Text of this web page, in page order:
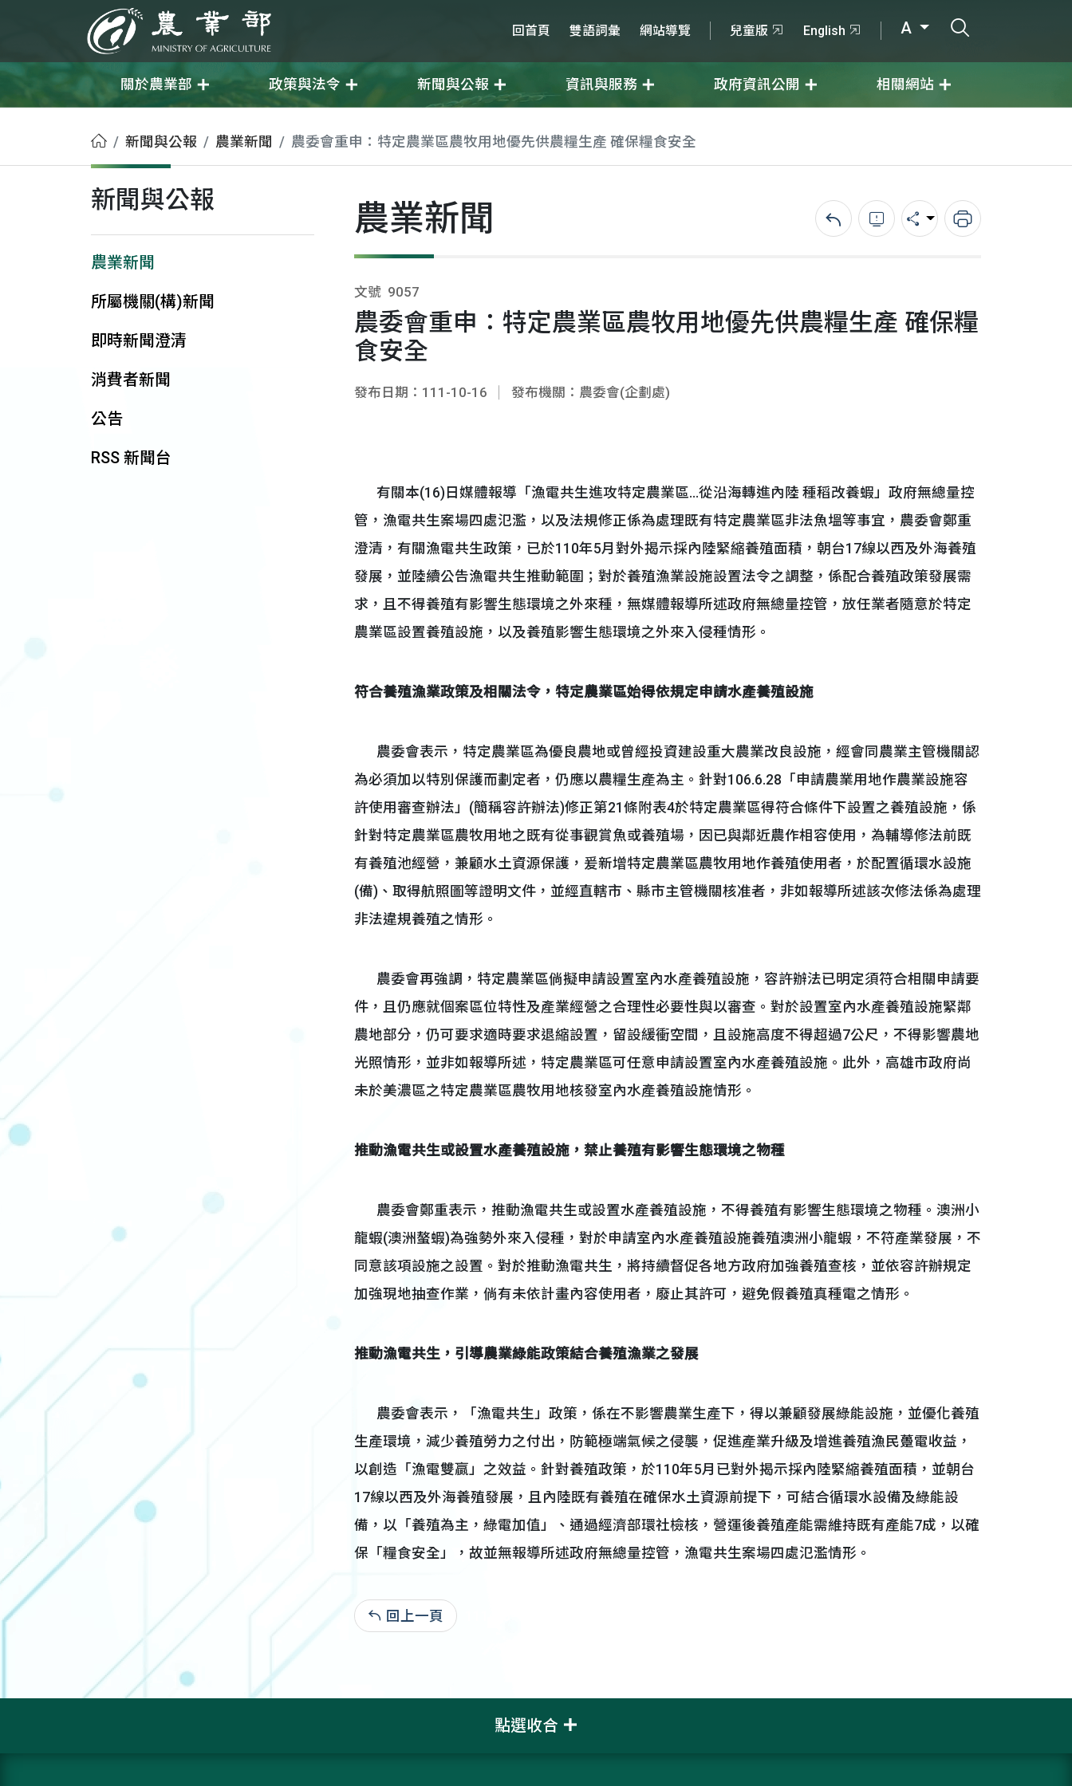
農業部 回首頁 雙語詞彙 網站導覽 兒童版 English A
關於農業部 政策與法令 新聞與公報 資訊與服務 政府資訊公開 相關網站
首頁新聞與公報 農業新聞 農委會重申：特定農業區農牧用地優先供農糧生產 確保糧食安全
新聞與公報
農業新聞
所屬機關(構)新聞
即時新聞澄清
消費者新聞
公告
RSS 新聞台
農業新聞 回上一頁錯誤回報分享 列印
文號 9057
農委會重申：特定農業區農牧用地優先供農糧生產 確保糧
食安全
發布日期：111-10-16 發布機關：農委會(企劃處)
有關本(16)日媒體報導「漁電共生進攻特定農業區…從沿海轉進內陸 種稻改養蝦」政府無總量控
管，漁電共生案場四處氾濫，以及法規修正係為處理既有特定農業區非法魚塭等事宜，農委會鄭重
澄清，有關漁電共生政策，已於110年5月對外揭示採內陸緊縮養殖面積，朝台17線以西及外海養殖
發展，並陸續公告漁電共生推動範圍；對於養殖漁業設施設置法令之調整，係配合養殖政策發展需
求，且不得養殖有影響生態環境之外來種，無媒體報導所述政府無總量控管，放任業者隨意於特定
農業區設置養殖設施，以及養殖影響生態環境之外來入侵種情形。
符合養殖漁業政策及相關法令，特定農業區始得依規定申請水產養殖設施
農委會表示，特定農業區為優良農地或曾經投資建設重大農業改良設施，經會同農業主管機關認
為必須加以特別保護而劃定者，仍應以農糧生產為主。針對106.6.28「申請農業用地作農業設施容
許使用審查辦法」(簡稱容許辦法)修正第21條附表4於特定農業區得符合條件下設置之養殖設施，係
針對特定農業區農牧用地之既有從事觀賞魚或養殖場，因已與鄰近農作相容使用，為輔導修法前既
有養殖池經營，兼顧水土資源保護，爰新增特定農業區農牧用地作養殖使用者，於配置循環水設施
(備)、取得航照圖等證明文件，並經直轄市、縣市主管機關核准者，非如報導所述該次修法係為處理
非法違規養殖之情形。
農委會再強調，特定農業區倘擬申請設置室內水產養殖設施，容許辦法已明定須符合相關申請要
件，且仍應就個案區位特性及產業經營之合理性必要性與以審查。對於設置室內水產養殖設施緊鄰
農地部分，仍可要求適時要求退縮設置，留設緩衝空間，且設施高度不得超過7公尺，不得影響農地
光照情形，並非如報導所述，特定農業區可任意申請設置室內水產養殖設施。此外，高雄市政府尚
未於美濃區之特定農業區農牧用地核發室內水產養殖設施情形。
推動漁電共生或設置水產養殖設施，禁止養殖有影響生態環境之物種
農委會鄭重表示，推動漁電共生或設置水產養殖設施，不得養殖有影響生態環境之物種。澳洲小
龍蝦(澳洲螯蝦)為強勢外來入侵種，對於申請室內水產養殖設施養殖澳洲小龍蝦，不符產業發展，不
同意該項設施之設置。對於推動漁電共生，將持續督促各地方政府加強養殖查核，並依容許辦規定
加強現地抽查作業，倘有未依計畫內容使用者，廢止其許可，避免假養殖真種電之情形。
推動漁電共生，引導農業綠能政策結合養殖漁業之發展
農委會表示，「漁電共生」政策，係在不影響農業生產下，得以兼顧發展綠能設施，並優化養殖
生產環境，減少養殖勞力之付出，防範極端氣候之侵襲，促進產業升級及增進養殖漁民躉電收益，
以創造「漁電雙贏」之效益。針對養殖政策，於110年5月已對外揭示採內陸緊縮養殖面積，並朝台
17線以西及外海養殖發展，且內陸既有養殖在確保水土資源前提下，可結合循環水設備及綠能設
備，以「養殖為主，綠電加值」、通過經濟部環社檢核，營運後養殖產能需維持既有產能7成，以確
保「糧食安全」，故並無報導所述政府無總量控管，漁電共生案場四處氾濫情形。
回上一頁
點選收合